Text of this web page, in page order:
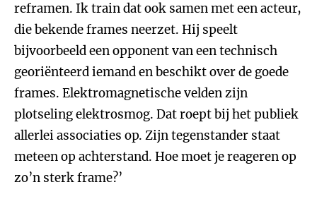
reframen. Ik train dat ook samen met een acteur,
die bekende frames neerzet. Hij speelt
bijvoorbeeld een opponent van een technisch
georiënteerd iemand en beschikt over de goede
frames. Elektromagnetische velden zijn
plotseling elektrosmog. Dat roept bij het publiek
allerlei associaties op. Zijn tegenstander staat
meteen op achterstand. Hoe moet je reageren op
zo’n sterk frame?’